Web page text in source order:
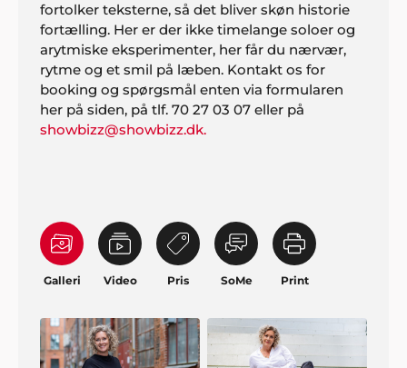
fortolker teksterne, så det bliver skøn historie
fortælling. Her er der ikke timelange soloer og
arytmiske eksperimenter, her får du nærvær,
rytme og et smil på læben. Kontakt os for
booking og spørgsmål enten via formularen
her på siden, på tlf. 70 27 03 07 eller på
showbizz@showbizz.dk.
Galleri Video Pris SoMe Print